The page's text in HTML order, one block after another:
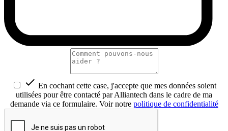
 En cochant cette case, j'accepte que mes données soient
utilisées pour être contacté par Alliantech dans le cadre de ma
demande via ce formulaire. Voir notre politique de confidentialité